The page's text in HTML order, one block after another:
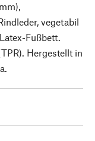
vegetabil
Fußbett.
Hergestellt in